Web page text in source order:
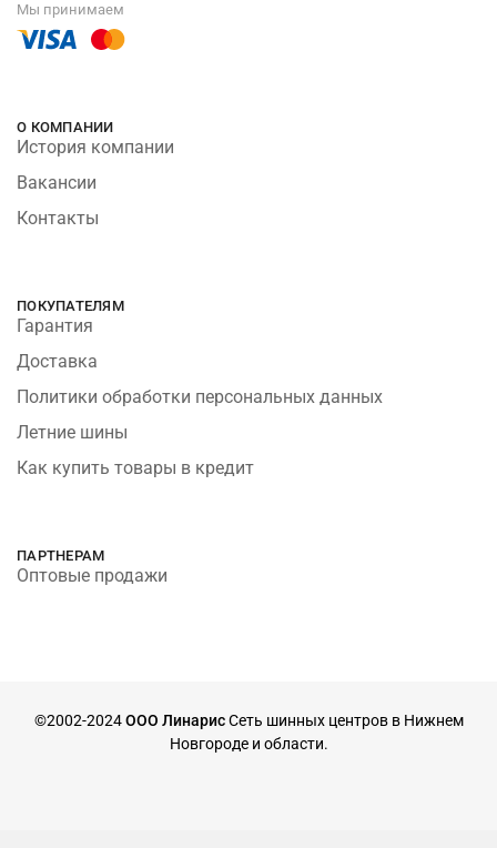
Мы принимаем
О КОМПАНИИ
История компании
Вакансии
Контакты
ПОКУПАТЕЛЯМ
Гарантия
Доставка
Политики обработки персональных данных
Летние шины
Как купить товары в кредит
ПАРТНЕРАМ
Оптовые продажи
©2002-2024ООО ЛинарисСеть шинных центров в Нижнем
Новгороде и области.